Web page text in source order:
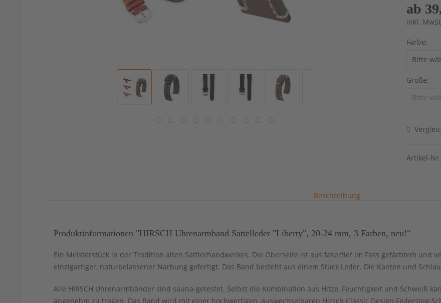
ab
inkl.
Farbe:
Größe:
Artikel-
Beschreibung
Produktinformationen "HIRSCH Uhrenarmband Sattelleder "Liberty", 20-24 mm, 3 Farben, neu!"
Ein Meisterstück in der Tradition alten Sattlerhandwerkes. Die Oberseite ist aus fasertief im Fass gefärbtem und
einzigartiger, naturbelassener Narbung gefertigt. Das Band besteht aus einem Stück Leder. Die Kanten und
Alle HIRSCH Uhrenarmbänder sind sauna-getestet. Selbst die Kombination aus Hitze, Feuchtigkeit und Schweiß
angenehm zu tragen. Das Band wird mit einer hochwertigen, auswechselbaren Hirsch Classic Design Federsteg-